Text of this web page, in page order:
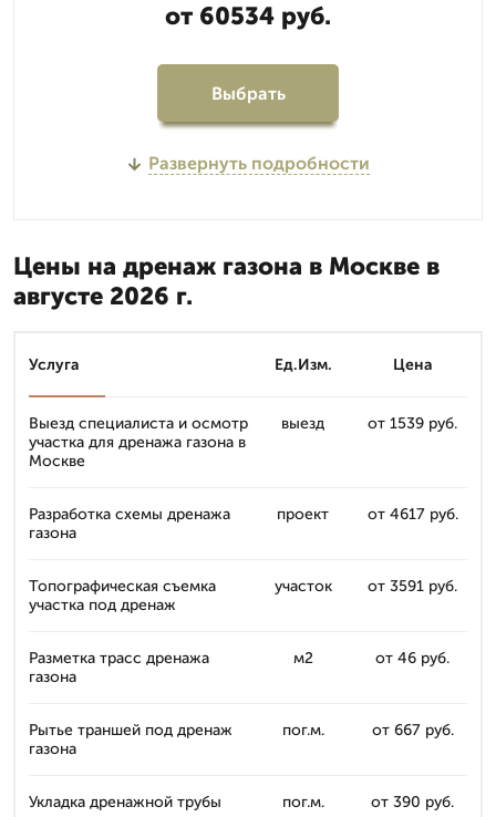
от 60534 руб.
Выбрать
Развернуть подробности
Цены на дренаж газона в Москве в
августе 2026 г.
Услуга Ед.Изм. Цена
Выезд специалиста и осмотр
участка для дренажа газона в
Москве
выезд от 1539 руб.
Разработка схемы дренажа
газона
проект от 4617 руб.
Топографическая съемка
участка под дренаж
участок от 3591 руб.
Разметка трасс дренажа
газона
м2 от 46 руб.
Рытье траншей под дренаж
газона
пог.м. от 667 руб.
Укладка дренажной трубы пог.м. от 390 руб.